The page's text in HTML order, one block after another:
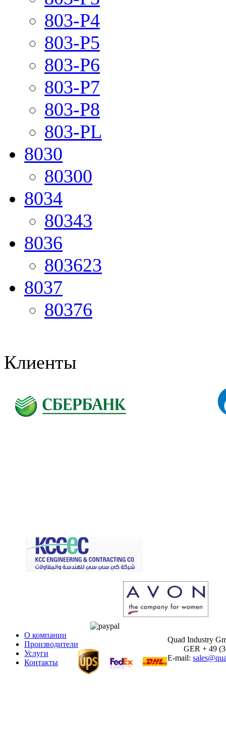
803-P4
803-P5
803-P6
803-P7
803-P8
803-PL
8030
80300
8034
80343
8036
803623
8037
80376
Клиенты
О компании
Производители
Услуги
Контакты
Quad Industry
GER + 49
E-mail: